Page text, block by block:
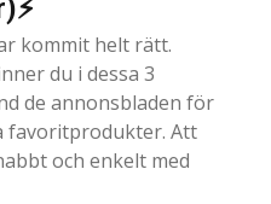
kommit helt rätt.
du i dessa 3
de annonsbladen för
favoritprodukter. Att
och enkelt med